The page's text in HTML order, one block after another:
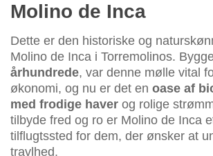
Molino de Inca
Dette er den historiske og
Molino de Inca i Torremolinos.
århundrede, var denne mølle vital
økonomi, og nu er det en oase af
med frodige haver og rolige
tilbyde fred og ro er Molino de Inca
tilflugtssted for dem, der ønsker at
travlhed.